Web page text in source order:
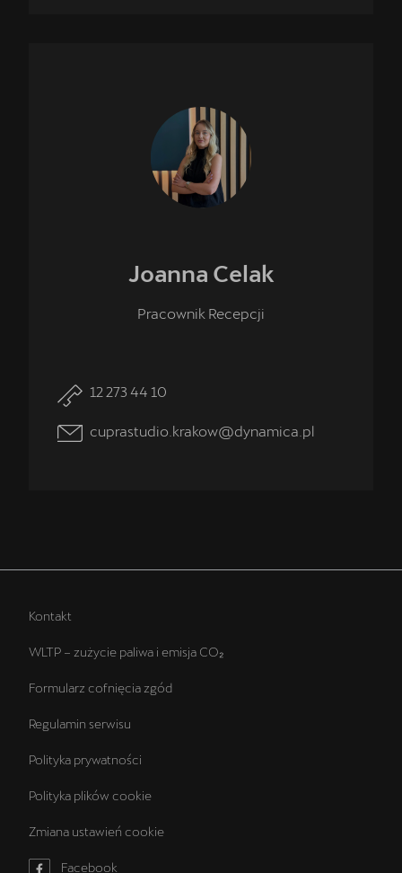
Joanna Celak
Pracownik Recepcji
12 273 44 10
cuprastudio.krakow@dynamica.pl
Kontakt
WLTP – zużycie paliwa i emisja CO₂
Formularz cofnięcia zgód
Regulamin serwisu
Polityka prywatności
Polityka plików cookie
Zmiana ustawień cookie
Facebook